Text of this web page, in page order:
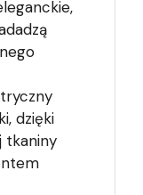
dzięki
tkaniny